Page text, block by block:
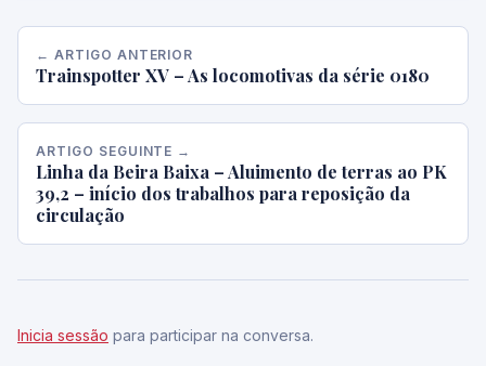
← ARTIGO ANTERIOR
Trainspotter XV – As locomotivas da série 0180
ARTIGO SEGUINTE →
Linha da Beira Baixa – Aluimento de terras ao PK
39,2 – início dos trabalhos para reposição da
circulação
Inicia sessão para participar na conversa.